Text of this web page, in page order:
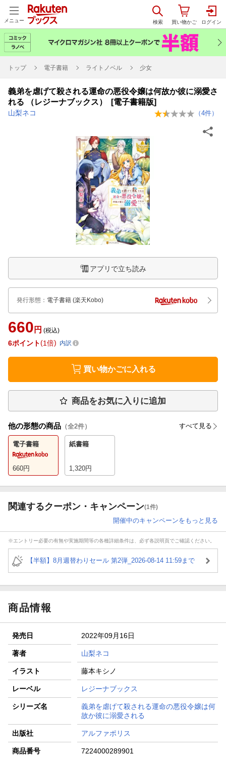
メニュー
トップ 電子書籍 ライトノベル 少女
義弟を虐げて殺される運命の悪役令嬢は何故か彼に溺愛さ
れる （レジーナブックス） [電子書籍版]
山梨ネコ （4件）
アプリで立ち読み
発行形態 ： 電子書籍 (楽天Kobo)
660 円 (税込)
6ポイント 1倍 内訳
買い物かごに入れる
商品をお気に入りに追加
他の形態の商品 （全2件） すべて見る
電子書籍
660円
紙書籍
1,320円
関連するクーポン・キャンペーン(1件)
開催中のキャンペーンをもっと見る
※エントリー必要の有無や実施期間等の各種詳細条件は、必ず各説明頁でご確認ください。
【半額】8月週替わりセール 第2弾_2026-08-14 11:59まで
商品情報
発売日 2022年09月16日
著者 山梨ネコ
イラスト 藤本キシノ
レーベル レジーナブックス
シリーズ名
義弟を虐げて殺される運命の悪役令嬢は何
故か彼に溺愛される
出版社 アルファポリス
商品番号 7224000289901